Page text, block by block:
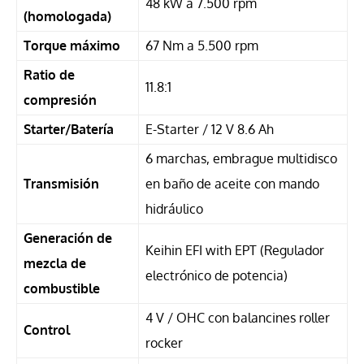
(homologada)
Torque máximo
67 Nm a 5.500 rpm
Ratio de
compresión
11.8:1
Starter/Batería E-Starter / 12 V 8.6 Ah
Transmisión
6 marchas, embrague multidisco
en baño de aceite con mando
hidráulico
Generación de
mezcla de
combustible
Keihin EFI with EPT (Regulador
electrónico de potencia)
Control
4 V / OHC con balancines roller
rocker